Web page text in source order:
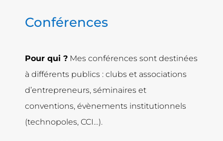
Conférences
Pour qui ? Mes conférences sont destinées
à différents publics : clubs et associations
d’entrepreneurs, séminaires et
conventions, évènements institutionnels
(technopoles, CCI…).